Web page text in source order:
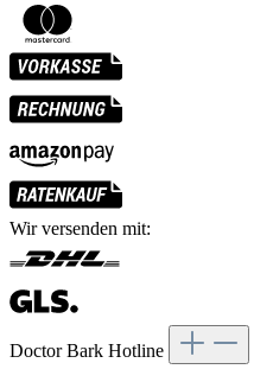
Wir versenden mit:
Doctor Bark Hotline